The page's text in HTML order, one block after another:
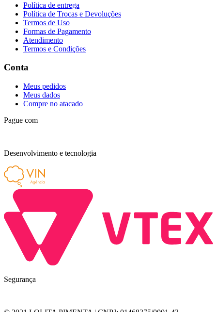
Política de entrega
Política de Trocas e Devoluções
Termos de Uso
Formas de Pagamento
Atendimento
Termos e Condições
Conta
Meus pedidos
Meus dados
Compre no atacado
Pague com
Desenvolvimento e tecnologia
Segurança